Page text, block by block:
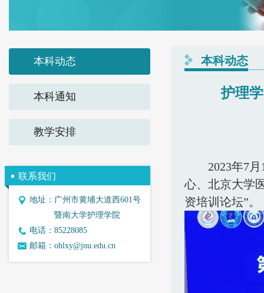
本科动态
本科通知
教学安排
联系我们
地址： 广州市黄埔大道西601号
暨南大学护理学院
电话： 85228085
邮箱： ohlxy@jnu.edu.cn
本科动态
护理
2023年7
心、北京大学
资培训论坛”。